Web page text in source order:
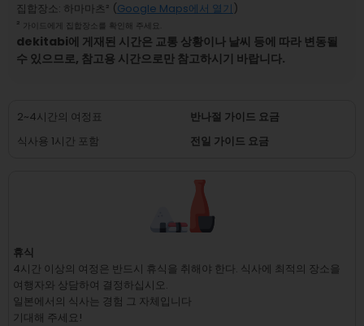
집합장소: 하마마츠² (Google Maps에서 열기)
² 가이드에게 집합장소를 확인해 주세요.
dekitabi에 게재된 시간은 교통 상황이나 날씨 등에 따라 변동될
수 있으므로, 참고용 시간으로만 참고하시기 바랍니다.
2~4시간의 여정표
반나절 가이드 요금
식사용 1시간 포함
전일 가이드 요금
휴식
4시간 이상의 여정은 반드시 휴식을 취해야 한다. 식사에 최적의 장소을
여행자와 상담하여 결정하십시오.
일본에서의 식사는 경험 그 자체입니다
기대해 주세요!